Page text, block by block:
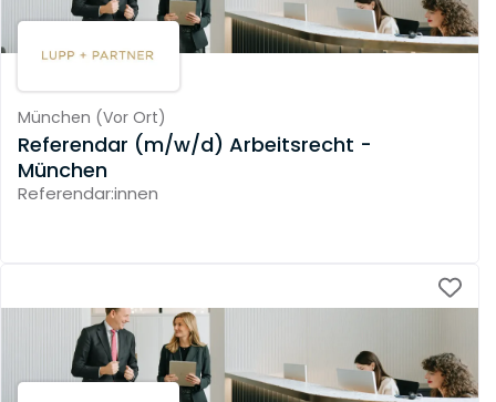
München (Vor Ort)
Referendar (m/w/d) Arbeitsrecht -
München
Referendar:innen